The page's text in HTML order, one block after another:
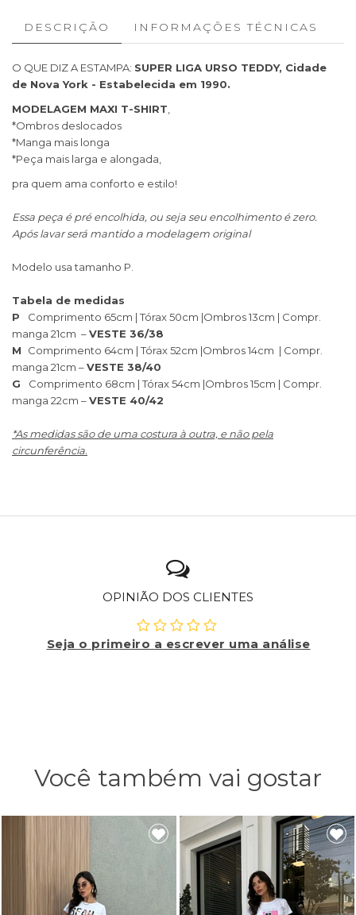
DESCRIÇÃO INFORMAÇÕES TÉCNICAS
O QUE DIZ A ESTAMPA: SUPER LIGA URSO TEDDY, Cidade
de Nova York - Estabelecida em 1990.
MODELAGEM MAXI T-SHIRT
*Ombros deslocados
*Manga mais longa
*Peça mais larga e alongada,
pra quem ama conforto e estilo!
Essa peça é pré encolhida, ou seja seu encolhimento é zero.
Após lavar será mantido a modelagem original
Modelo usa tamanho P.
Tabela de medidas
P
Comprimento 65cm | Tórax 50cm |Ombros 13cm | Compr.
manga 21cm –VESTE 36/38
M Comprimento 64cm | Tórax 52cm |Ombros 14cm | Compr.
manga 21cm –VESTE 38/40
G
Comprimento 68cm | Tórax 54cm |Ombros 15cm | Compr.
manga 22cm –VESTE 40/42
*As medidas são de uma costura à outra, e não pela
circunferência.
OPINIÃO DOS CLIENTES
Seja o primeiro a escrever uma análise
Você também vai gostar